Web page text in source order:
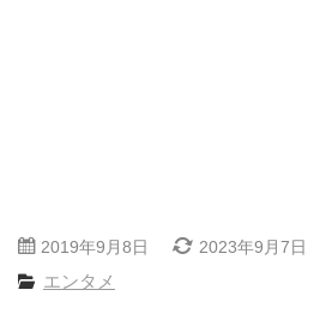
2019年9月8日 2023年9月7日
エンタメ